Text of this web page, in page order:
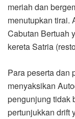
meriah dan
menutupkan tirai.
Cabutan Bertuah
kereta Satria
Para peserta dan
menyaksikan
pengunjung tidak
pertunjukkan drift